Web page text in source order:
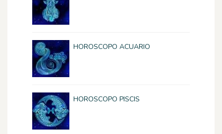
HOROSCOPO ACUARIO
HOROSCOPO PISCIS